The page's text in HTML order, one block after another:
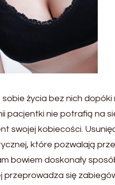
życia bez nich
nie potrafią na
swojej kobiecości.
które pozwalają
bowiem doskonały
przeprowadza się